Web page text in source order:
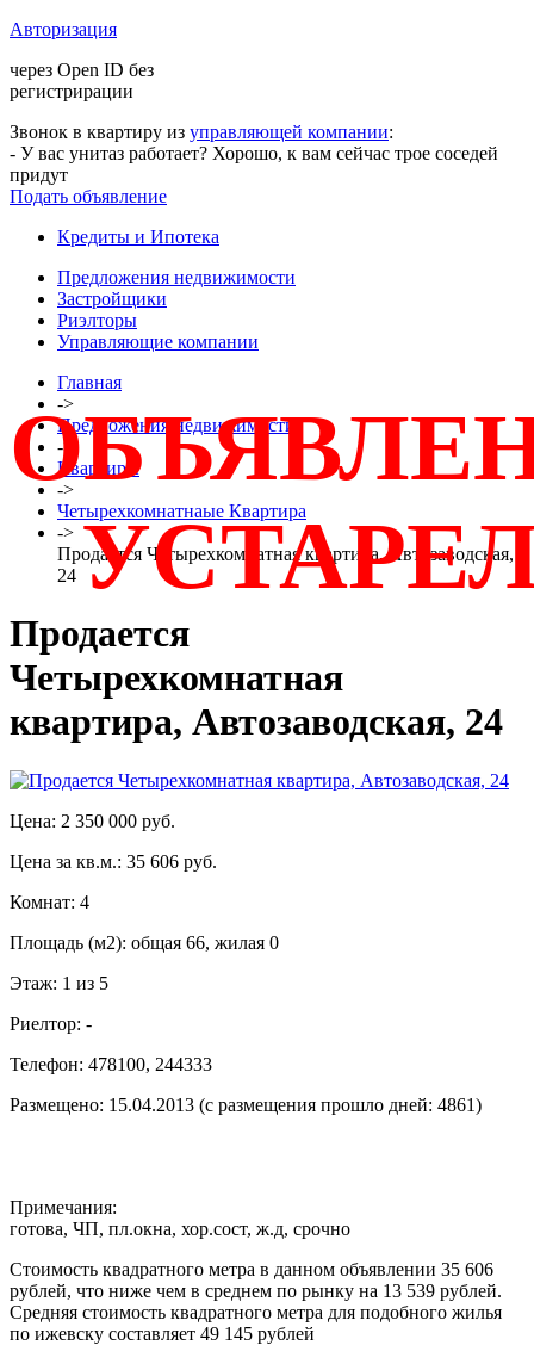
Авторизация
через Open ID без
регистрирации
Звонок в квартиру из управляющей компании:
- У вас унитаз работает? Хорошо, к вам сейчас трое соседей
придут
Подать объявление
Кредиты и Ипотека
Предложения недвижимости
Застройщики
Риэлторы
Управляющие компании
Главная
->
Предложения недвижимости
->
Квартиры
->
Четырехкомнатнаые Квартира
->
Продается Четырехкомнатная квартира, Автозаводская,
24
Продается
Четырехкомнатная
квартира, Автозаводская, 24
Цена: 2 350 000 руб.
Цена за кв.м.: 35 606 руб.
Комнат: 4
Площадь (м2): общая 66, жилая 0
Этаж: 1 из 5
Риелтор: -
Телефон: 478100, 244333
Размещено: 15.04.2013 (с размещения прошло дней: 4861)
Примечания:
готова, ЧП, пл.окна, хор.сост, ж.д, срочно
Стоимость квадратного метра в данном объявлении 35 606
рублей, что ниже чем в среднем по рынку на 13 539 рублей.
Средняя стоимость квадратного метра для подобного жилья
по ижевску составляет 49 145 рублей